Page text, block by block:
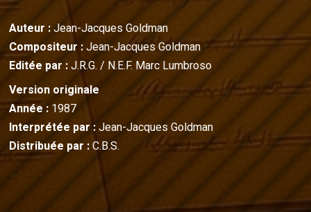
Auteur :Jean-Jacques Goldman
Compositeur :Jean-Jacques Goldman
Editée par :J.R.G. / N.E.F. Marc Lumbroso
Version originale
Année :1987
Interprétée par :Jean-Jacques Goldman
Distribuée par :C.B.S.